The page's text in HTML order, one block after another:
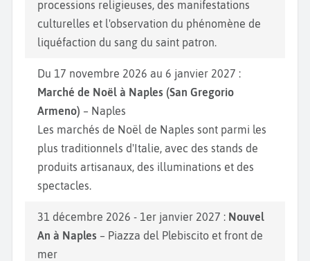
processions religieuses, des manifestations
culturelles et l'observation du phénomène de
liquéfaction du sang du saint patron.
Du 17 novembre 2026 au 6 janvier 2027 :
Marché de Noël à Naples (San Gregorio
Armeno) – Naples
Les marchés de Noël de Naples sont parmi les
plus traditionnels d'Italie, avec des stands de
produits artisanaux, des illuminations et des
spectacles.
31 décembre 2026 - 1er janvier 2027 : Nouvel
An à Naples – Piazza del Plebiscito et front de
mer